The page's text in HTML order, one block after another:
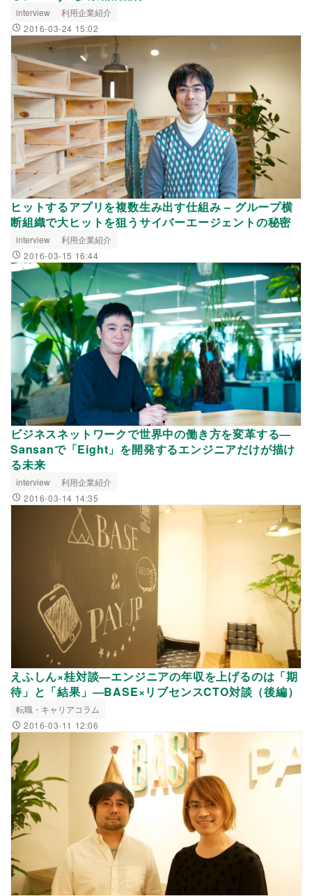
interview
利用企業紹介
2016-03-24 15:02
ヒットするアプリを複数生み出す仕組み – グループ横
断組織で大ヒットを狙うサイバーエージェントの秘密
interview
利用企業紹介
2016-03-15 16:44
ビジネスネットワークで世界中の働き方を変革する―
Sansanで「Eight」を開発するエンジニアだけが描け
る未来
interview
利用企業紹介
2016-03-14 14:35
えふしん×桂対談―エンジニアの年収を上げるのは「期
待」と「結果」―BASE×リブセンスCTO対談（後編）
転職・キャリアコラム
2016-03-11 12:06